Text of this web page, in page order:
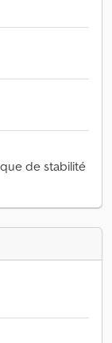
de stabilité